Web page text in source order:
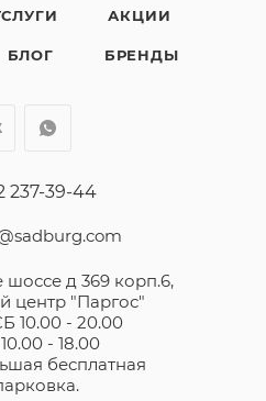
АКЦИИ
БЛОГ БРЕНДЫ
237-39-44
д 369 корп.6,
центр "Паргос"
10.00 - 20.00
- 18.00
бесплатная